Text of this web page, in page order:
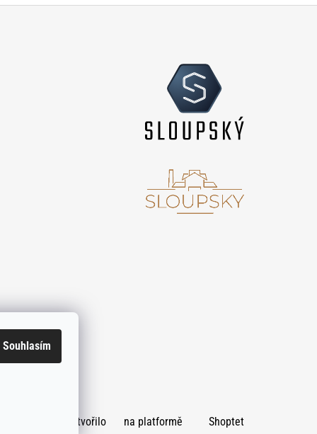
Souhlasím
Vytvořilo na platformě Shoptet